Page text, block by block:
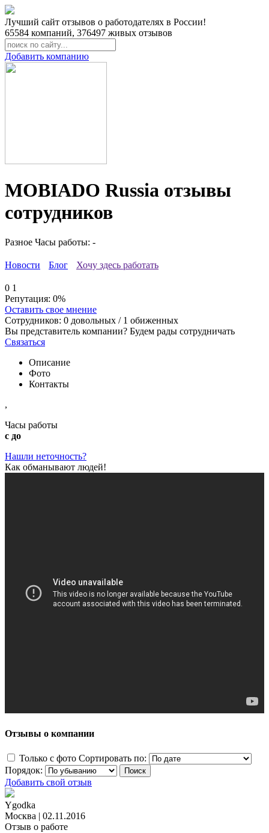
Лучший сайт отзывов о работодателях в России!
65584 компаний, 376497 живых отзывов
Добавить компанию
MOBIADO Russia отзывы
сотрудников
Разное Часы работы: -
Новости Блог Хочу здесь работать
0 1
Репутация: 0%
Оставить свое мнение
Сотрудников: 0 довольных / 1 обиженных
Вы представитель компании? Будем рады сотрудничать
Связаться
Описание
Фото
Контакты
,
Часы работы
с до
Нашли неточность?
Как обманывают людей!
Отзывы о компании
Только с фото Сортировать по:
Порядок:
Добавить свой отзыв
Ygodka
Москва | 02.11.2016
Отзыв о работе